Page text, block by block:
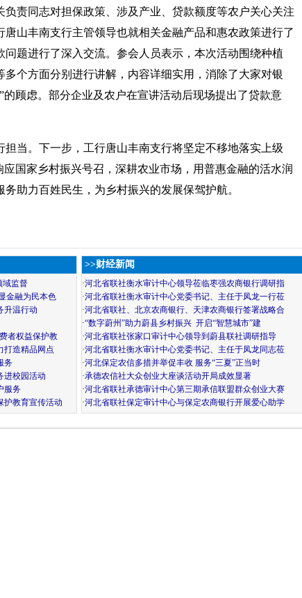
负责同志对担保政策、涉及产业、贷款额度等农户关心关注
唐山丰南支行主管领导也就相关金融产品和惠农政策进行了
问题进行了深入交流。参会人员表示，本次活动围绕种植
个方面分别进行讲解，内容详细实用，消除了大家对银
的顾虑。部分企业及农户在宣讲活动后现场提出了贷款意
担当。下一步，工行唐山丰南支行将坚定不移地落实上级
应国家乡村振兴号召，深耕农业市场，用普惠金融的活水润
助力百姓民生，为乡村振兴的发展保驾护航。
域监督
金融为民本色
升温行动
者权益保护教
打造精品网点
务
进校园活动
服务
护教育宣传活动
>>财经新闻
·河北省联社衡水审计中心领导莅临枣强农商银行调研指
·河北省联社衡水审计中心党委书记、主任于凤龙一行莅
·河北省联社、北京农商银行、天津农商银行签署战略合
·“数字蔚州”助力蔚县乡村振兴 开启“智慧城市”建
·河北省联社张家口审计中心领导到蔚县联社调研指导
·河北省联社衡水审计中心党委书记、主任于凤龙同志莅
·河北保定农信多措并举促丰收 服务“三夏”正当时
·承德农信社大众创业大座谈活动开局成效显著
·河北省联社承德审计中心第三期承信联盟群众创业大赛
·河北省联社保定审计中心与保定农商银行开展爱心助学